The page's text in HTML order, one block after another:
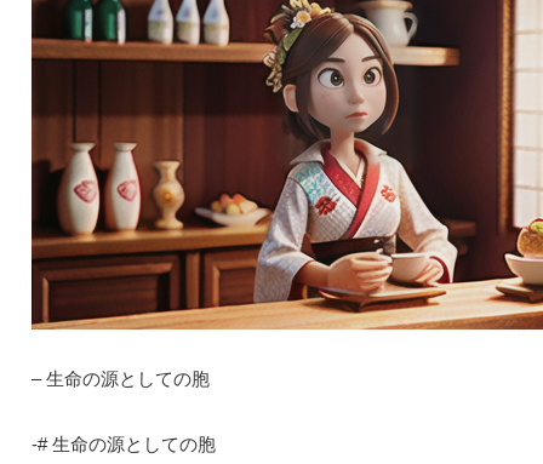
– 生命の源としての胞
-# 生命の源としての胞